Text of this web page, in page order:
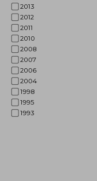
2013
2012
2011
2010
2008
2007
2006
2004
1998
1995
1993